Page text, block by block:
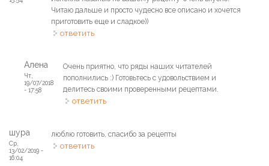
Читаю дальше и просто чудесно все описано и хочется
приготовить еще и сладкое))
ответить
Алена
Чт,
19/07/2018
- 17:58
Очень приятно, что ряды наших читателей
пополнились :) Готовьтесь с удовольствием и
делитесь своими проверенными рецептами.
ответить
шура
Ср,
13/02/2019 -
16:04
люблю готовить, спасибо за рецепты
ответить